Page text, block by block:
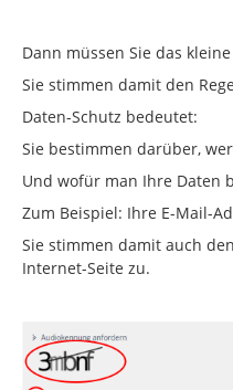
Dann müssen Sie das
Sie stimmen damit den
Daten-Schutz bedeutet:
Sie bestimmen darüber,
Und wofür man Ihre Daten
Zum Beispiel: Ihre E-Mail-
Sie stimmen damit auch
Internet-Seite zu.